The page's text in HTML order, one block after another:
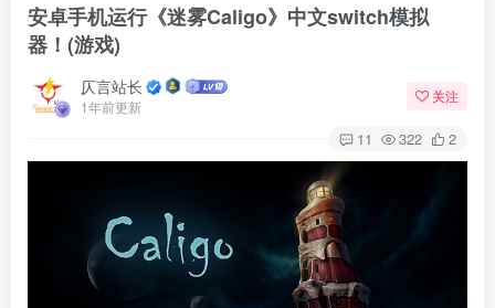
安卓手机运行《迷雾Caligo》中文switch模拟
器！(游戏)
仄言站长
1年前更新
关注
11 322 2